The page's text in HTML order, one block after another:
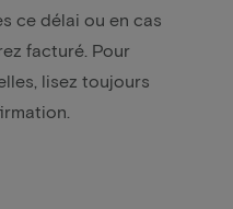
ce délai ou en cas
facturé. Pour
lisez toujours